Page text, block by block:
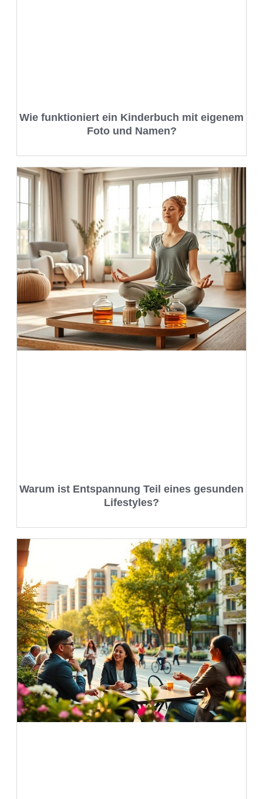
Wie funktioniert ein Kinderbuch mit eigenem
Foto und Namen?
Warum ist Entspannung Teil eines gesunden
Lifestyles?